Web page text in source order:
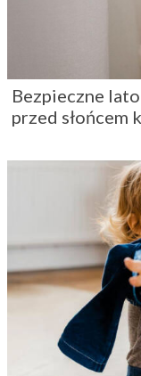
Bezpieczne
przed słońcem